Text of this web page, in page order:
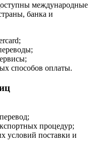
международные
банка и
способов оплаты.
процедур;
условий поставки и